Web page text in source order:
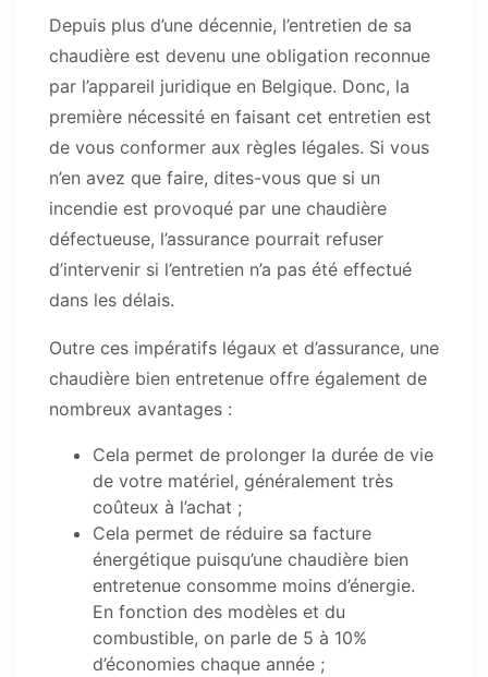
Depuis plus d’une décennie, l’entretien de sa
chaudière est devenu une obligation reconnue
par l’appareil juridique en Belgique. Donc, la
première nécessité en faisant cet entretien est
de vous conformer aux règles légales. Si vous
n’en avez que faire, dites-vous que si un
incendie est provoqué par une chaudière
défectueuse, l’assurance pourrait refuser
d’intervenir si l’entretien n’a pas été effectué
dans les délais.
Outre ces impératifs légaux et d’assurance, une
chaudière bien entretenue offre également de
nombreux avantages :
Cela permet de prolonger la durée de vie
de votre matériel, généralement très
coûteux à l’achat ;
Cela permet de réduire sa facture
énergétique puisqu’une chaudière bien
entretenue consomme moins d’énergie.
En fonction des modèles et du
combustible, on parle de 5 à 10%
d’économies chaque année ;